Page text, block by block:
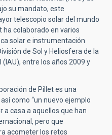
su mandato, este
telescopio solar del mundo
ha colaborado en varios
solar e instrumentación
de Sol y Heliosfera de la
entre los años 2009 y
de Pillet es una
como “un nuevo ejemplo
casa a aquellos que han
pero que
acometer los retos